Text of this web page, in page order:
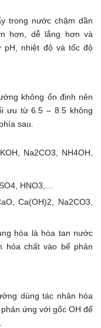
trong nước chậm dần
hơn, dễ lắng hơn và
pH, nhiệt độ và tốc độ
không ổn định nên
ưu từ 6.5 – 8.5 không
sau.
Na2CO3, NH4OH,
HNO3,…
Ca(OH)2, Na2CO3,
hòa là hòa tan nước
hóa chất vào bể phản
dùng tác nhân hóa
ứng với gốc OH để